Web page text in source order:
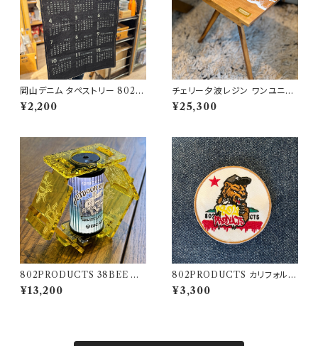
岡山デニム タペストリー 802P
RODUCTS
¥2,200
チェリー夕波レジン ワンユニッ
ト天板 802PRODUCTS
¥25,300
802PRODUCTS 38BEE イ
エロー アクリルシェード yello
w 38灯 MIYABI
¥13,200
802PRODUCTS カリフォルニ
アベア 刺繍ワッペン
¥3,300